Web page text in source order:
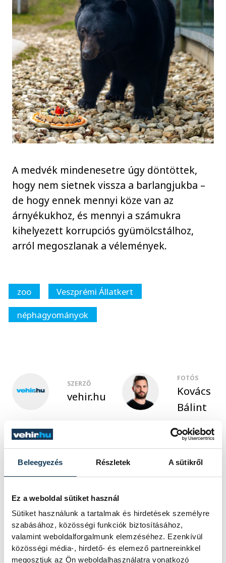
Beleegyezés Részletek A sütikről
Ez a weboldal sütiket használ
Sütiket használunk a tartalmak és hirdetések személyre
szabásához, közösségi funkciók biztosításához,
valamint weboldalforgalmunk elemzéséhez. Ezenkívül
közösségi média-, hirdető- és elemező partnereinkkel
megosztjuk az Ön weboldalhasználatra vonatkozó
A medvék mindenesetre úgy döntöttek,
hogy nem sietnek vissza a barlangjukba –
de hogy ennek mennyi köze van az
árnyékukhoz, és mennyi a számukra
kihelyezett korrupciós gyümölcstálhoz,
arról megoszlanak a vélemények.
zoo
Veszprémi Állatkert
néphagyományok
SZERZŐ
vehir.hu
FOTÓS
Kovács
Bálint
TOVÁBBI CIKKEK
KÖZÉLET